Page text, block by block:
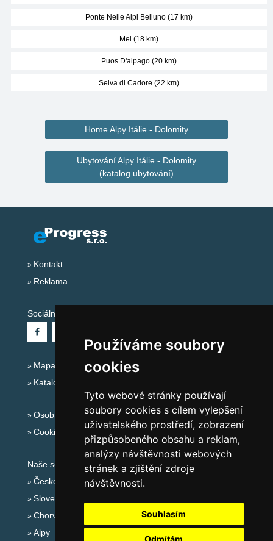
Používáme soubory
cookies
Tyto webové stránky používají
soubory cookies s cílem vylepšení
uživatelského prostředí, zobrazení
přizpůsobeného obsahu a reklam,
analýzy návštěvnosti webových
stránek a zjištění zdroje
návštěvnosti.
Souhlasím
Odmítám
Ponte Nelle Alpi Belluno (17 km)
Mel (18 km)
Puos D'alpago (20 km)
Selva di Cadore (22 km)
Home Alpy Itálie - Dolomity
Ubytování Alpy Itálie - Dolomity
(katalog ubytování)
Kontakt
Reklama
Sociální sítě:
Mapa serveru Alpy Itálie - Dolomity
Katalog ubytování
Osobní údaje
Cookies
Naše servery:
České hory
Slovenské hory
Chorvatsko
Alpy